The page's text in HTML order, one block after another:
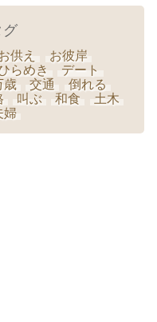
グ
供え
お彼岸
らめき
デート
歳 交通
倒れる
叫ぶ 和食
土木
婦